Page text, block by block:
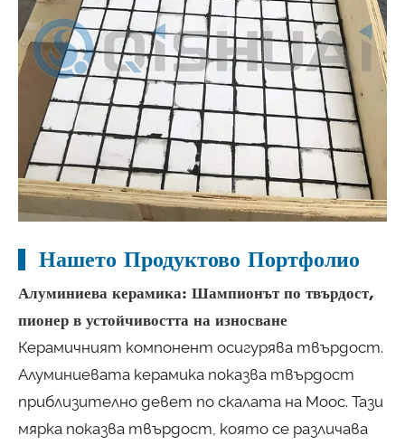
Нашето Продуктово Портфолио
Алуминиева керамика: Шампионът по твърдост,
пионер в устойчивостта на износване
Керамичният компонент осигурява твърдост.
Алуминиевата керамика показва твърдост
приблизително девет по скалата на Моос. Тази
мярка показва твърдост, която се различава